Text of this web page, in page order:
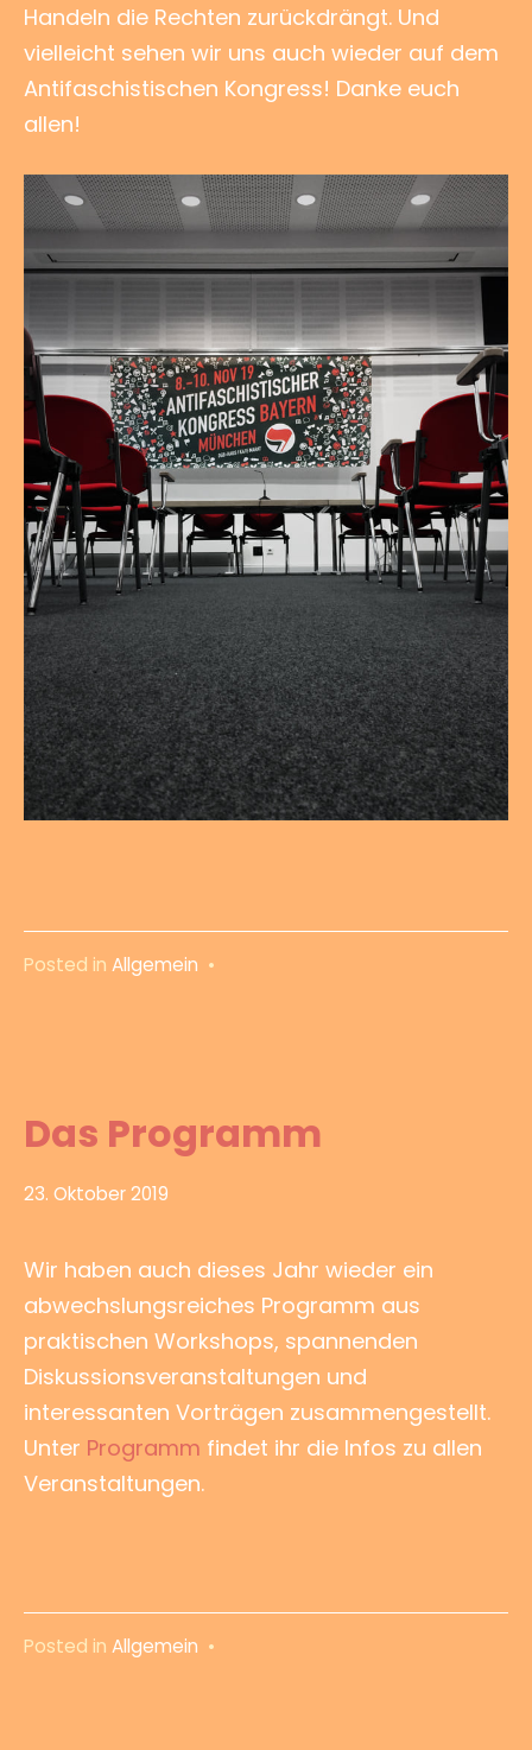
Handeln die Rechten zurückdrängt. Und
vielleicht sehen wir uns auch wieder auf dem
Antifaschistischen Kongress! Danke euch
allen!
Posted in Allgemein •
Das Programm
23. Oktober 2019
Wir haben auch dieses Jahr wieder ein
abwechslungsreiches Programm aus
praktischen Workshops, spannenden
Diskussionsveranstaltungen und
interessanten Vorträgen zusammengestellt.
Unter Programm findet ihr die Infos zu allen
Veranstaltungen.
Posted in Allgemein •